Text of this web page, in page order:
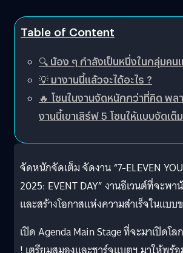
Table of Content
🔍 น้อง ๆ กำลังเป็นหนึ่งในกลุ่มคน
💡 มางานนี้แล้วจะได้อะไร ?
🔥 โซนในงานจัดหนักกว่าที่คิด พล
งานนี้เขาเสิร์ฟ 5 โซนให้แบบจัดเต็
จัดหนักจัดเต็ม จัดงาน “7-ELEVEN
2025: EVENT DAY” งานอีเวนต์ที่จะพ
และสร้างโอกาสแห่งความสำเร็จในแบบ
เปิด Agenda Main Stage ที่จะมาเปิดโ